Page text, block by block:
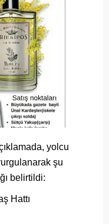
yolcu
şu
belirtildi:
Hattı